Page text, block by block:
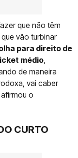
que não têm
vão turbinar
para direito de
médio
de maneira
vai caber
o
CURTO